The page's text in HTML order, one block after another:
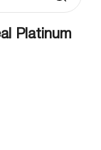
Platinum